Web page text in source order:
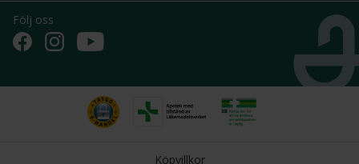
Följ oss
Köpvillkor